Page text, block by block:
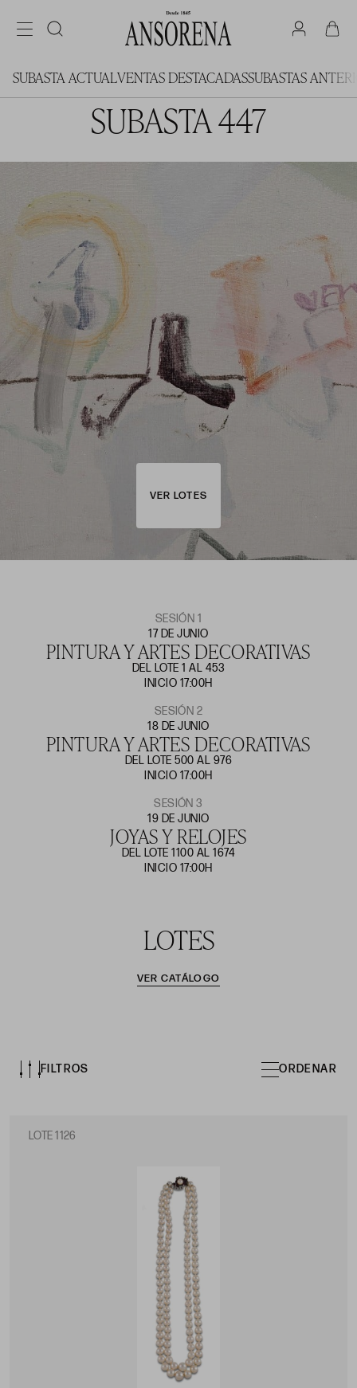
SUBASTA ACTUALVENTAS DESTACADASSUBASTAS
SUBASTA 447
VER LOTES
SESIÓN 1
17 DE JUNIO
PINTURA Y ARTES DECORATIVAS
DEL LOTE 1 AL 453
INICIO 17:00H
SESIÓN 2
18 DE JUNIO
PINTURA Y ARTES DECORATIVAS
DEL LOTE 500 AL 976
INICIO 17:00H
SESIÓN 3
19 DE JUNIO
JOYAS Y RELOJES
DEL LOTE 1100 AL 1674
INICIO 17:00H
LOTES
VER CATÁLOGO
FILTROS ORDENAR
LOTE 1126